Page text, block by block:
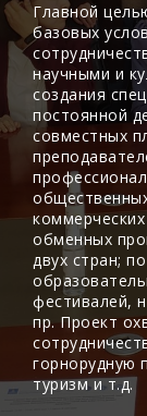
Главной
базовых
научными и
создания
постоянной
совместных
обменных
двух стран;
фестивалей,
пр. Проект
горнорудную
туризм и т.д.